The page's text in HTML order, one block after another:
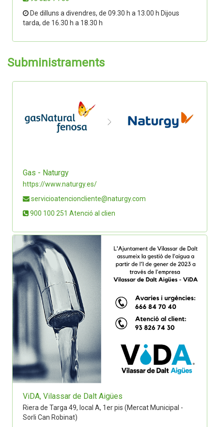
De dilluns a divendres, de 09.30 h a 13.00 h Dijous
tarda, de 16.30 h a 18.30 h
Subministraments
Gas - Naturgy
https://www.naturgy.es/
servicioatencioncliente@naturgy.com
900 100 251 Atenció al clien
ViDA, Vilassar de Dalt Aigües
Riera de Targa 49, local A, 1er pis (Mercat Municipal -
Sorli Can Robinat)